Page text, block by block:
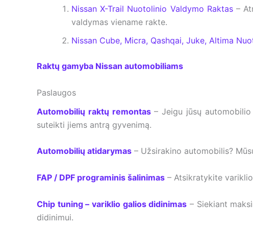
Nissan X-Trail Nuotolinio Valdymo Raktas–
valdymas viename rakte.
Nissan Cube, Micra, Qashqai, Juke, Altima
Raktų gamyba Nissan automobiliams
Paslaugos
Automobilių raktų remontas– Jeigu jūsų
suteikti jiems antrą gyvenimą.
Automobilių atidarymas – Užsirakino automobilis?
FAP / DPF programinis šalinimas – Atsikratykite
Chip tuning – variklio galios didinimas – Siekiant
didinimui.